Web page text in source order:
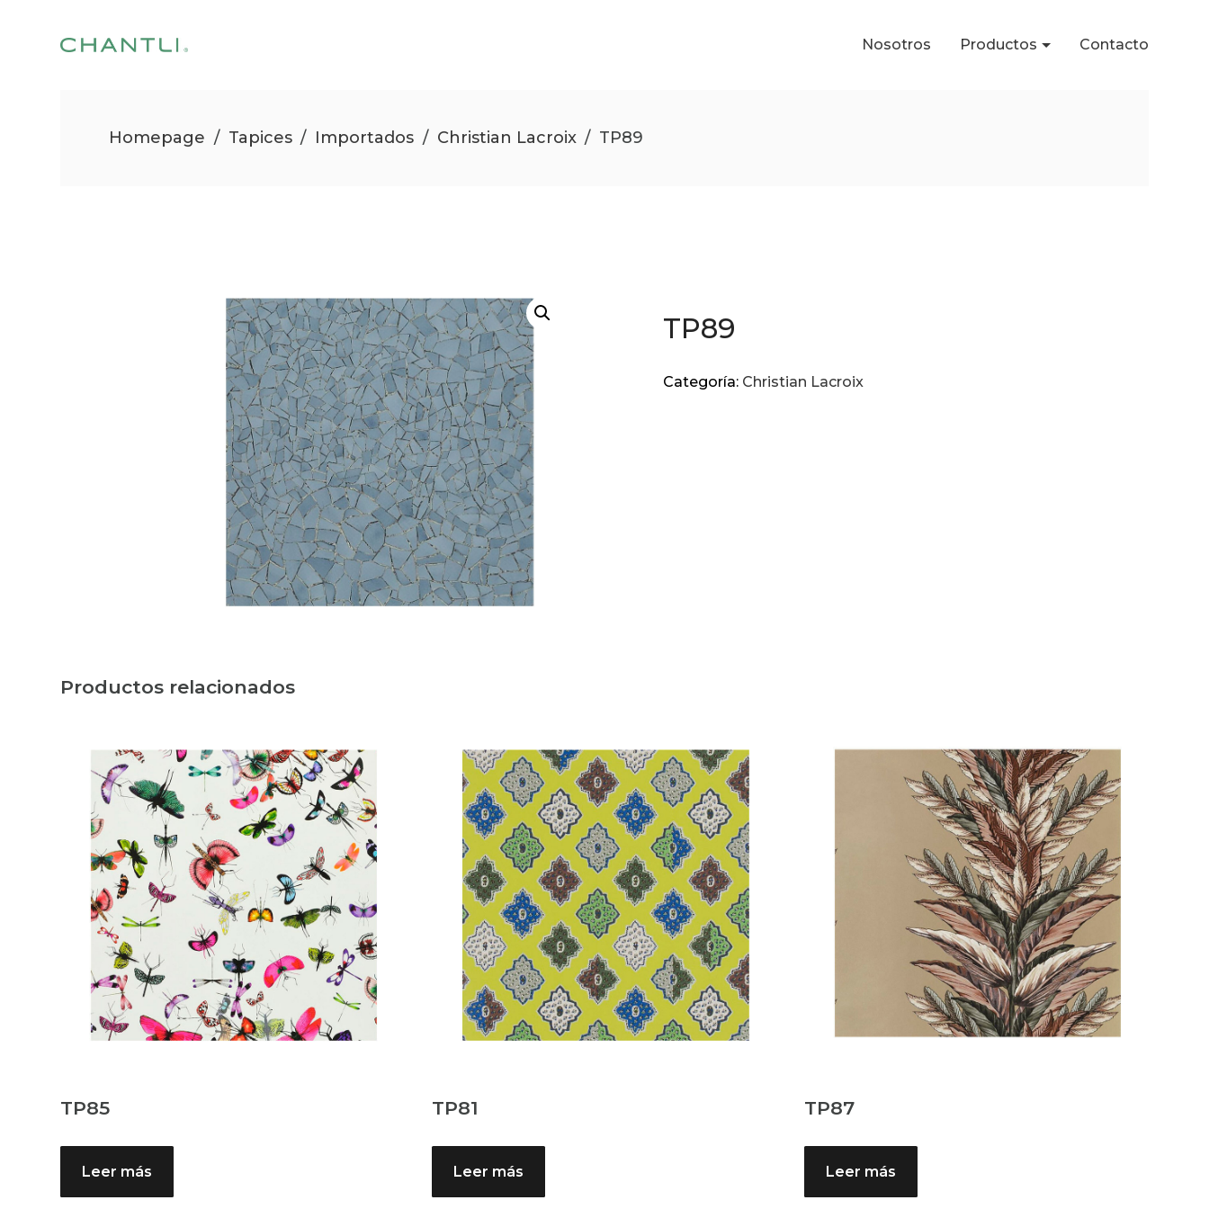
Nosotros Productos Contacto
Homepage / Tapices / Importados / Christian Lacroix / TP89
TP89
Categoría: Christian Lacroix
Productos relacionados
TP85
Leer más
TP81
Leer más
TP87
Leer más